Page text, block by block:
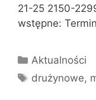
21-25 2150-
wstępne:
Kategorie
Aktualności
Tagi
drużynowe,